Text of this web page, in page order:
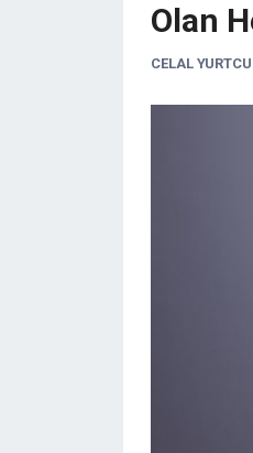
Olan
CELAL YURTCU